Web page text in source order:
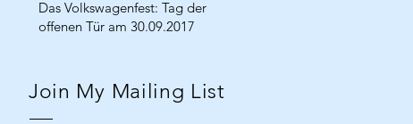
Das Volkswagenfest: Tag der
offenen Tür am 30.09.2017
Join My Mailing List